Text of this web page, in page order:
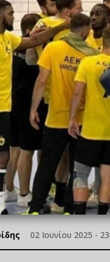
02 Ιουνίου 2025 -